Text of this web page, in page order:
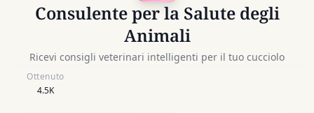
Consulente per la Salute degli
Animali
Ricevi consigli veterinari intelligenti per il tuo cucciolo
Ottenuto
4.5K